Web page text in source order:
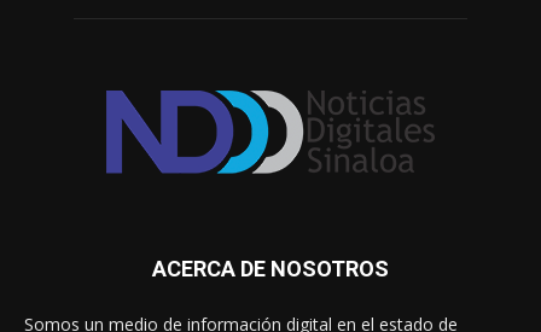
ACERCA DE NOSOTROS
Somos un medio de información digital en el estado de